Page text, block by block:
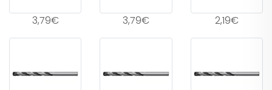
3,79€ 3,79€ 2,19€